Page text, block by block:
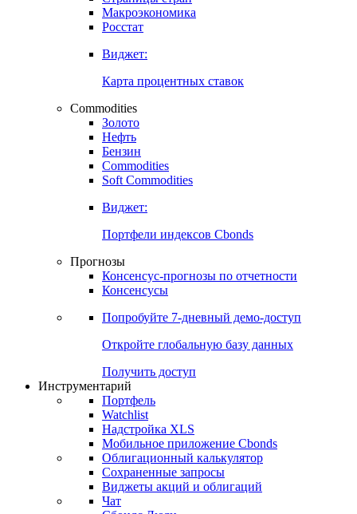
Возможность создания своего индекса
Страницы стран
Росстат
Виджет:
Карта процентных ставок
Commodities
Золото
Бензин
Soft Commodities
Виджет:
Портфели индексов Cbonds
Прогнозы
Консенсусы
Попробуйте7-дневный
Откройте глобальную базу данных
Получить доступ
Инструментарий
Портфель
Watchlist
Надстройка XLS
Мобильное приложение Cbonds